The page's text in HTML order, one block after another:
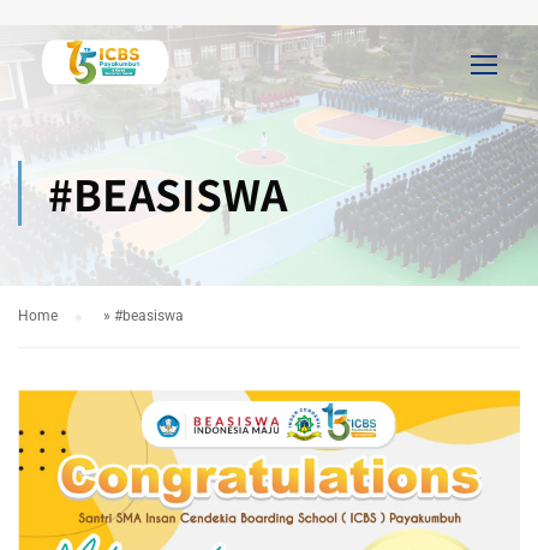
#BEASISWA
Home » #beasiswa